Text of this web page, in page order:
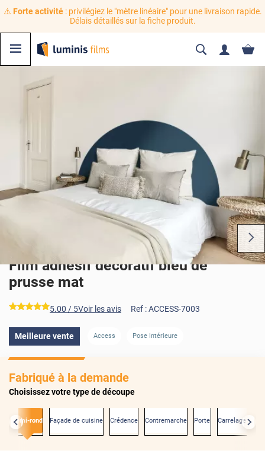
⚠️ Forte activité: privilégiez le "mètre linéaire" pour une livraison rapide.
Délais détaillés sur la fiche produit.
Film adhésif décoratif bleu de
prusse mat
*****
5.00 / 5Voir les avis Ref :ACCESS-7003
Meilleure vente Access Pose Intérieure
Fabriqué à la demande
Choisissez votre type de découpe
Demi-rond Façade de cuisine Crédence Contremarche Porte Carrelage mural